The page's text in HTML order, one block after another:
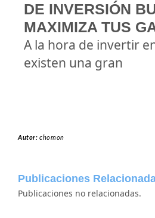
DE INVERSIÓN
MAXIMIZA TUS
A la hora de invertir
existen una gran
Autor:chomon
Publicaciones
Publicaciones no relacionadas.